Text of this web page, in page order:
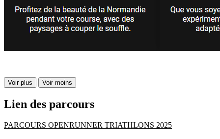
Voir plus Voir moins
Lien des parcours
PARCOURS OPENRUNNER TRIATHLONS 2025